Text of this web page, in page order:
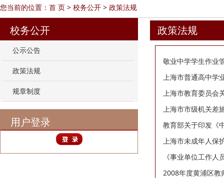
您当前的位置： 首 页 > 校务公开 > 政策法规
校务公开
公示公告
政策法规
规章制度
用户登录
政策法规
敬业中学学生作业
上海市普通高中学
上海市教育委员会
上海市市级机关差
教育部关于印发《
上海市未成年人保
《事业单位工作人
2008年度黄浦区教